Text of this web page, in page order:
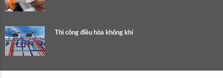
Thi công điều hòa không khí